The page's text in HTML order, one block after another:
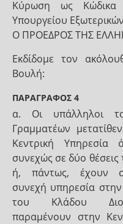
Κύρωση ως Κώδικα
Υπουργείου
Ο ΠΡΟΕΔΡΟΣ ΤΗΣ
Εκδίδομε τον
Βουλή:
ΠΑΡΑΓΡΑΦΟΣ 4
α. Οι υπάλληλοι
Γραμματέων
Κεντρική Υπηρεσία
συνεχώς σε δύο θέσεις
ή, πάντως, έχουν
συνεχή υπηρεσία
του Κλάδου
παραμένουν στην